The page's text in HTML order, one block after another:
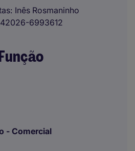
Inês Rosmaninho
6993612
- Comercial